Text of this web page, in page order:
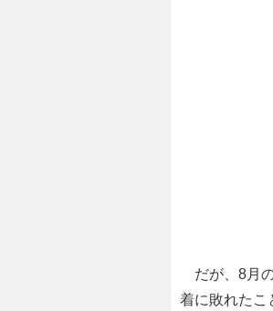
だが、8月
着に敗れたこ